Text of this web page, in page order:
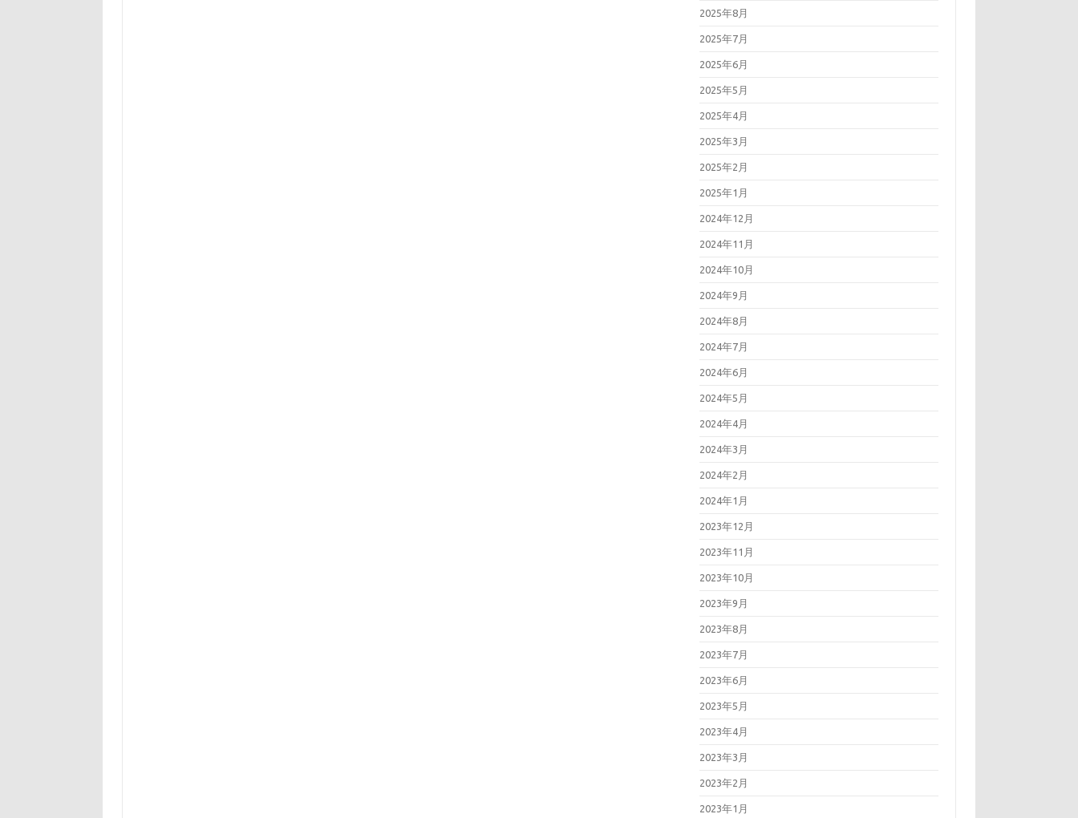
2025年8月
2025年7月
2025年6月
2025年5月
2025年4月
2025年3月
2025年2月
2025年1月
2024年12月
2024年11月
2024年10月
2024年9月
2024年8月
2024年7月
2024年6月
2024年5月
2024年4月
2024年3月
2024年2月
2024年1月
2023年12月
2023年11月
2023年10月
2023年9月
2023年8月
2023年7月
2023年6月
2023年5月
2023年4月
2023年3月
2023年2月
2023年1月